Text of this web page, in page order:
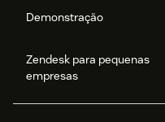
Demonstração
Zendesk para pequenas
empresas